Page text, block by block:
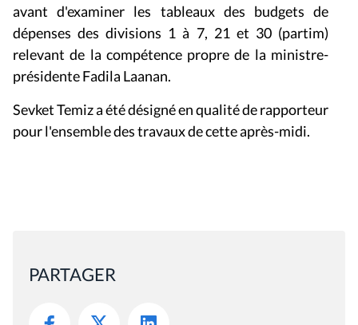
avant d'examiner les tableaux des budgets de
dépenses des divisions 1 à 7, 21 et 30 (partim)
relevant de la compétence propre de la ministre-
présidente Fadila Laanan.
Sevket Temiz a été désigné en qualité de rapporteur
pour l'ensemble des travaux de cette après-midi.
PARTAGER